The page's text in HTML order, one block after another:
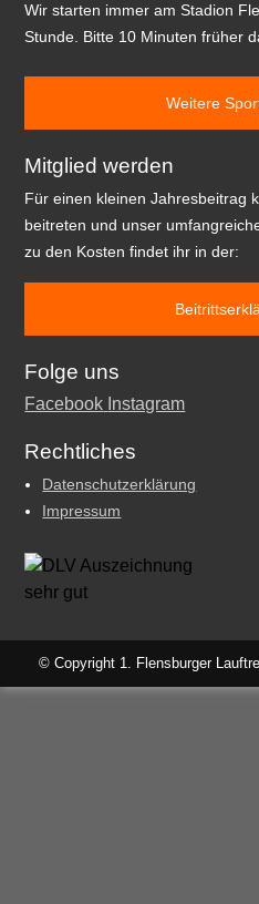
Wir starten immer am Stadion
Stunde. Bitte 10 Minuten früher
Weitere
Mitglied werden
Für einen kleinen Jahresbeitrag
beitreten und unser
zu den Kosten findet ihr in der:
Folge uns
Facebook Instagram
Rechtliches
Datenschutzerklärung
Impressum
© Copyright 1. Flensburger